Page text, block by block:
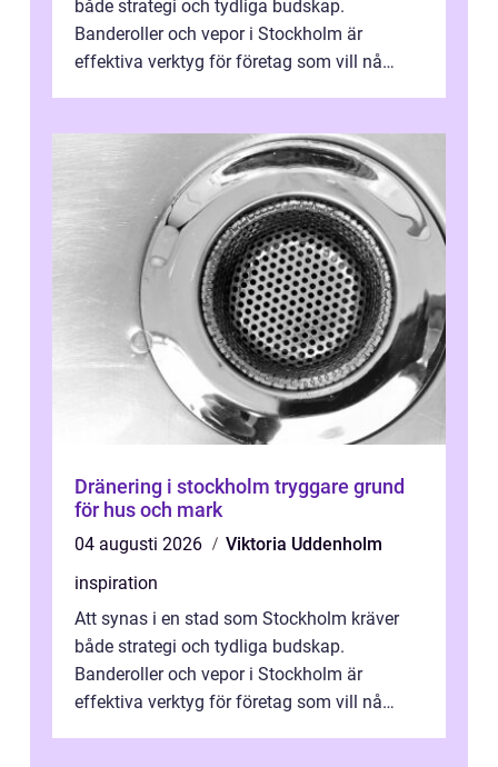
både strategi och tydliga budskap.
Banderoller och vepor i Stockholm är
effektiva verktyg för företag som vill nå
Dränering i stockholm tryggare grund
för hus och mark
04 augusti 2026
Viktoria Uddenholm
inspiration
Att synas i en stad som Stockholm kräver
både strategi och tydliga budskap.
Banderoller och vepor i Stockholm är
effektiva verktyg för företag som vill nå